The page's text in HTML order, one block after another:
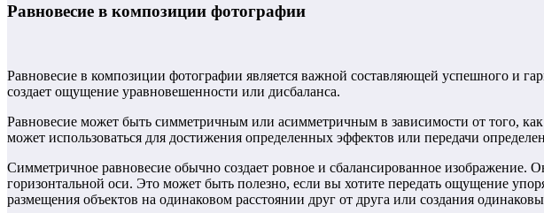
Равновесие в композиции фотографии
Равновесие в композиции фотографии является важной составляющей успешного и
создает ощущение уравновешенности или дисбаланса.
Равновесие может быть симметричным или асимметричным в зависимости от того,
может использоваться для достижения определенных эффектов или передачи
Симметричное равновесие обычно создает ровное и сбалансированное изображение.
горизонтальной оси. Это может быть полезно, если вы хотите передать ощущение
размещения объектов на одинаковом расстоянии друг от друга или создания